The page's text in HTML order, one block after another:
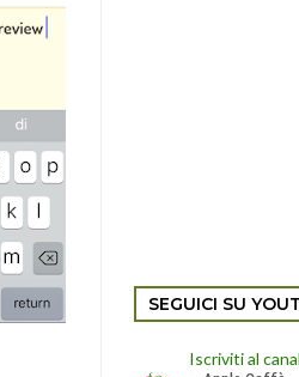
SEGUICI SU
Iscriviti al